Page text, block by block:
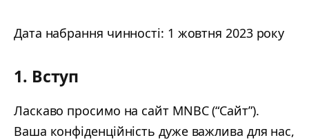
Дата набрання чинності: 1 жовтня 2023 року
1. Вступ
Ласкаво просимо на сайт MNBC (“Сайт”).
Ваша конфіденційність дуже важлива для нас,